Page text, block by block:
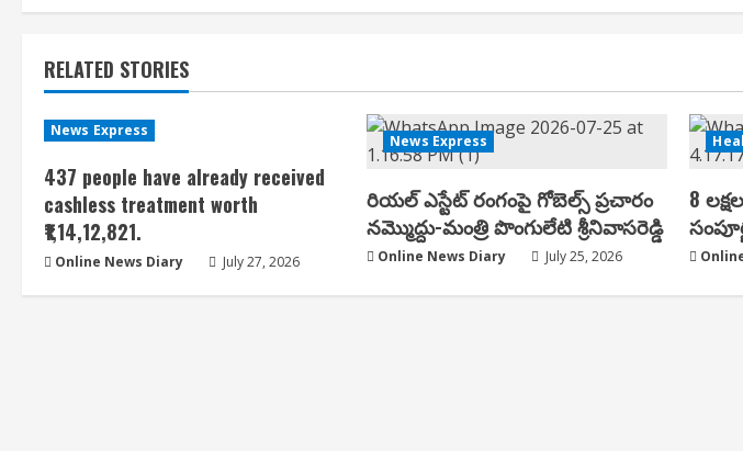
RELATED STORIES
News Express
437 people have already received
cashless treatment worth
₹1,14,12,821.
Online News Diary July 27, 2026
News Express
రియ‌ల్ ఎస్టేట్ రంగంపై గోబెల్స్ ప్ర‌చారం
న‌మ్మొద్దు-మంత్రి పొంగులేటి శ్రీ‌నివాస‌రెడ్డి
Online News Diary July 25, 2026
8